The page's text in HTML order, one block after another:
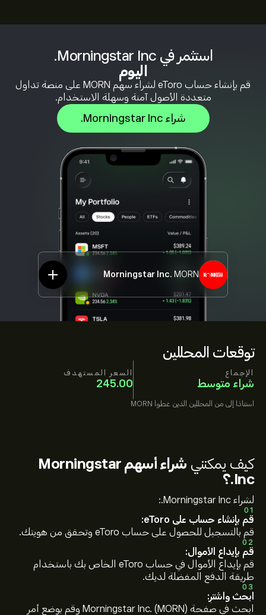
توقعات المحللين
الإجماع
شراء متوسط
السعر المستهدف
245.00
استنادًا إلى من المحللين الذين غطوا MORN
استثمر في Morningstar Inc.
اليوم
قم بإنشاء حساب eToro لشراء سهم MORN على منصة تداول
متعددة الأصول آمنة وسهلة الاستخدام.
شراء Morningstar Inc.
Morningstar Inc. MORN
كيف يمكنني
شراء أسهم Morningstar
Inc.؟
لشراء Morningstar Inc.:
01
قم بإنشاء حساب على eToro:
قم بالتسجيل للحصول على حساب eToro وتحقق من هويتك.
02
قم بإيداع الأموال:
قم بإيداع الأموال في حساب eToro الخاص بك باستخدام
طريقة الدفع المفضلة لديك.
03
ابحث واشترِ:
ابحث في صفحة Morningstar Inc. (MORN) وقم بوضع أمر